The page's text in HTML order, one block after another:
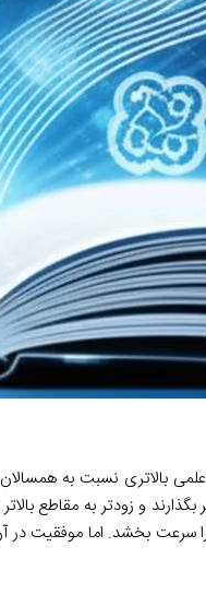
بالاتری نسبت به همسالان
و زودتر به مقاطع
سرعت بخشد. اما موفقیت در